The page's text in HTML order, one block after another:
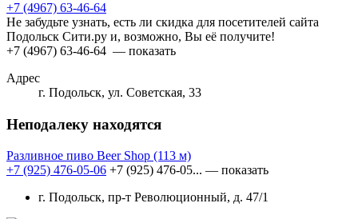
+7 (4967) 63-46-64
Не забудьте узнать, есть ли скидка для посетителей сайта
Подольск Сити.ру и, возможно, Вы её получите!
+7 (4967) 63-46-64 — показать
Адрес
г. Подольск, ул. Советская, 33
Неподалеку находятся
Разливное пиво Beer Shop (113 м)
+7 (925) 476-05-06 +7 (925) 476-05... — показать
г. Подольск, пр-т Революционный, д. 47/1